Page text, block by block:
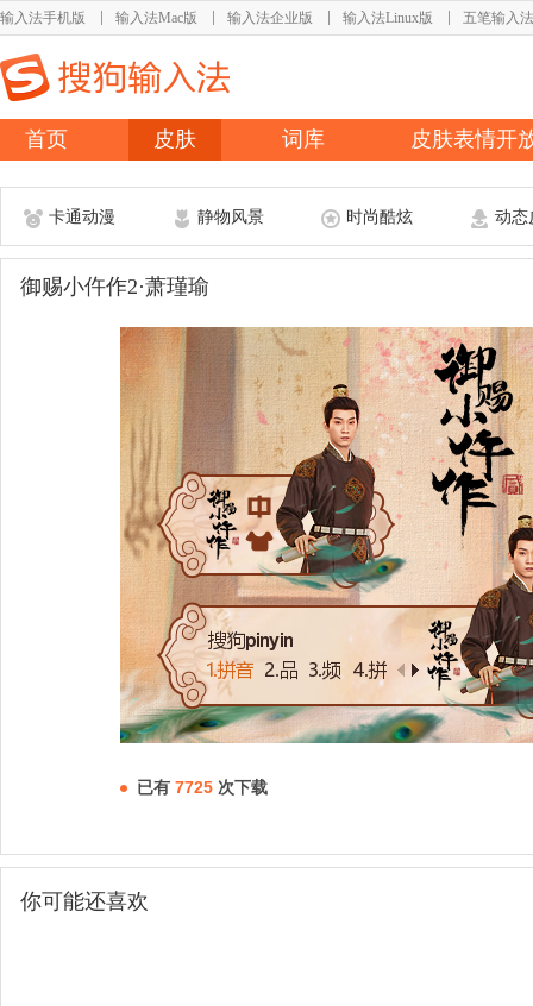
输入法手机版 输入法Mac版 输入法企业版 输入法Linux版 五笔输入法
首页 皮肤 词库 皮肤表情开
卡通动漫 静物风景 时尚酷炫 动态
御赐小仵作2·萧瑾瑜
已有 7725 次下载
你可能还喜欢